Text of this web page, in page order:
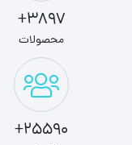
3897+
محصولات
25590+